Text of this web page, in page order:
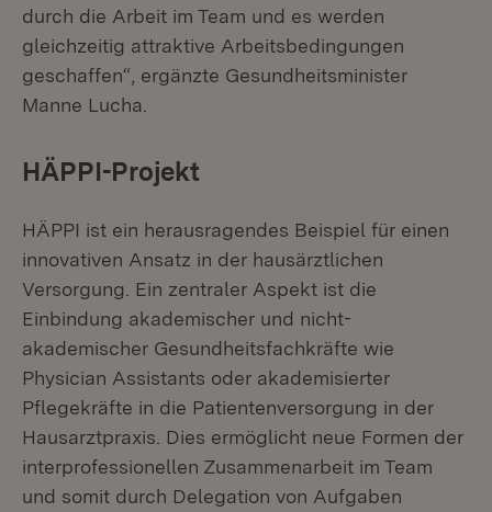
durch die Arbeit im Team und es werden
gleichzeitig attraktive Arbeitsbedingungen
geschaffen“, ergänzte Gesundheitsminister
Manne Lucha.
HÄPPI-Projekt
HÄPPI ist ein herausragendes Beispiel für einen
innovativen Ansatz in der hausärztlichen
Versorgung. Ein zentraler Aspekt ist die
Einbindung akademischer und nicht-
akademischer Gesundheitsfachkräfte wie
Physician Assistants oder akademisierter
Pflegekräfte in die Patientenversorgung in der
Hausarztpraxis. Dies ermöglicht neue Formen der
interprofessionellen Zusammenarbeit im Team
und somit durch Delegation von Aufgaben